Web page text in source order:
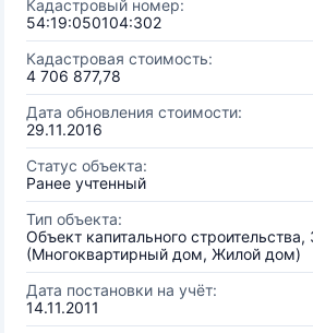
Кадастровый номер:
54:19:050104:302
Кадастровая стоимость:
4 706 877,78
Дата обновления стоимости:
29.11.2016
Статус объекта:
Ранее учтенный
Тип объекта:
Объект капитального строительства,
(Многоквартирный дом, Жилой дом)
Дата постановки на учёт:
14.11.2011